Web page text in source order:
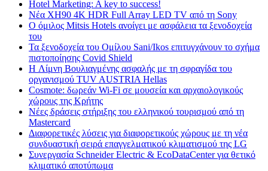
Hotel Marketing: A key to success!
Νέα XH90 4K HDR Full Array LED TV από τη Sony
Ο όμιλος Mitsis Hotels ανοίγει με ασφάλεια τα ξενοδοχεία
του
Τα ξενοδοχεία του Ομίλου Sani/Ikos επιτυγχάνουν το σχήμα
πιστοποίησης Covid Shield
H Λίμνη Βουλιαγμένης ασφαλής με τη σφραγίδα του
οργανισμού TUV AUSTRIA Hellas
Cosmote: δωρεάν Wi-Fi σε μουσεία και αρχαιολογικούς
χώρους της Κρήτης
Νέες δράσεις στήριξης του ελληνικού τουρισμού από τη
Mastercard
Διαφορετικές λύσεις για διαφορετικούς χώρους με τη νέα
συνδυαστική σειρά επαγγελματικού κλιματισμού της LG
Συνεργασία Schneider Electric & EcoDataCenter για θετικό
κλιματικό αποτύπωμα